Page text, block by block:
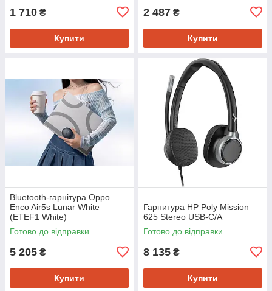
1 710 ₴
Купити
2 487 ₴
Купити
Bluetooth-гарнітура Oppo
Enco Air5s Lunar White
(ETEF1 White)
Готово до відправки
5 205 ₴
Купити
Гарнитура HP Poly Mission
625 Stereo USB-C/A
Готово до відправки
8 135 ₴
Купити